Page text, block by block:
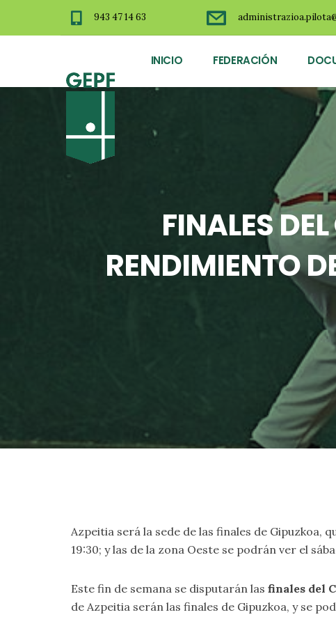
943 47 14 63
INICIO FEDERACIÓN
FINALES
RENDIMIENTO
Azpeitia será la sede de las finales de Gipuzkoa,
19:30; y las de la zona Oeste se podrán ver el
Este fin de semana se disputarán las finales del
de Azpeitia serán las finales de Gipuzkoa, y se